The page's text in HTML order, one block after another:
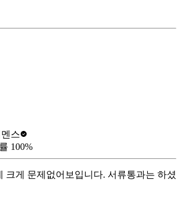
스
100%
크게 문제없어보입니다. 서류통과는 하셨